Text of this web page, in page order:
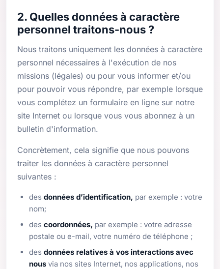
2. Quelles données à caractère
personnel traitons-nous ?
Nous traitons uniquement les données à caractère
personnel nécessaires à l'exécution de nos
missions (légales) ou pour vous informer et/ou
pour pouvoir vous répondre, par exemple lorsque
vous complétez un formulaire en ligne sur notre
site Internet ou lorsque vous vous abonnez à un
bulletin d'information.
Concrètement, cela signifie que nous pouvons
traiter les données à caractère personnel
suivantes :
des données d’identification, par exemple : votre
nom;
des coordonnées, par exemple : votre adresse
postale ou e-mail, votre numéro de téléphone ;
des données relatives à vos interactions avec
nous via nos sites Internet, nos applications, nos